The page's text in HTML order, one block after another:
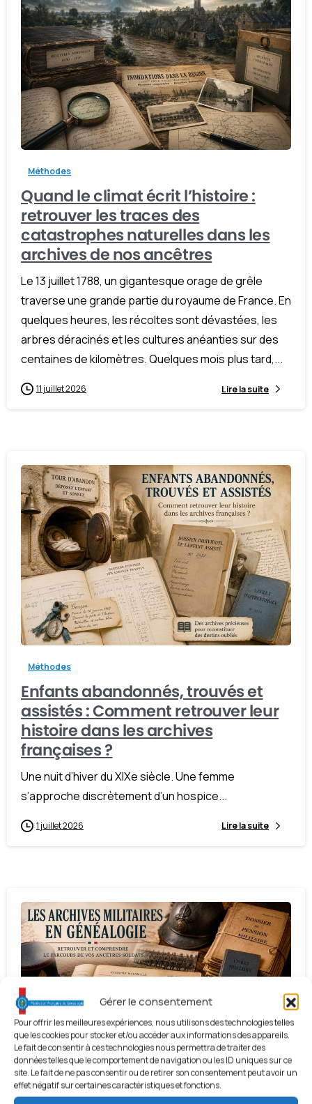
Gérer le consentement
Pour offrir les meilleures expériences, nous utilisons des technologies telles
que les cookies pour stocker et/ou accéder aux informations des appareils.
Le fait de consentir à ces technologies nous permettra de traiter des
données telles que le comportement de navigation ou les ID uniques sur ce
site. Le fait de ne pas consentir ou de retirer son consentement peut avoir un
effet négatif sur certaines caractéristiques et fonctions.
-
Méthodes
Quand le climat écrit l’histoire :
retrouver les traces des
catastrophes naturelles dans les
archives de nos ancêtres
Le 13 juillet 1788, un gigantesque orage de grêle
traverse une grande partie du royaume de France. En
quelques heures, les récoltes sont dévastées, les
arbres déracinés et les cultures anéanties sur des
centaines de kilomètres. Quelques mois plus tard,...
11 juillet 2026 Lire la suite
-
Méthodes
Enfants abandonnés, trouvés et
assistés : Comment retrouver leur
histoire dans les archives
françaises ?
Une nuit d’hiver du XIXe siècle. Une femme
s’approche discrètement d’un hospice...
1 juillet 2026 Lire la suite
-